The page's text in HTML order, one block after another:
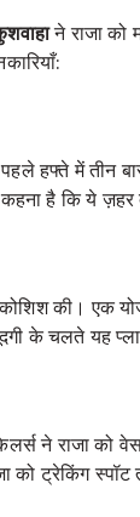
ने राजा को
हफ्ते में तीन
है कि ये ज़हर
की। एक
के चलते यह
ने राजा को
को ट्रेकिंग